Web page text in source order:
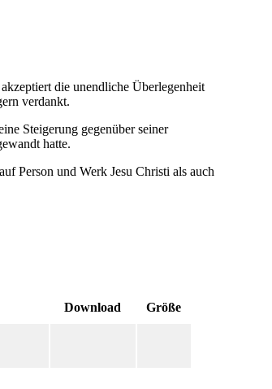
die unendliche Überlegenheit
verdankt.
Steigerung gegenüber seiner
hatte.
Person und Werk Jesu Christi als auch
Download Größe